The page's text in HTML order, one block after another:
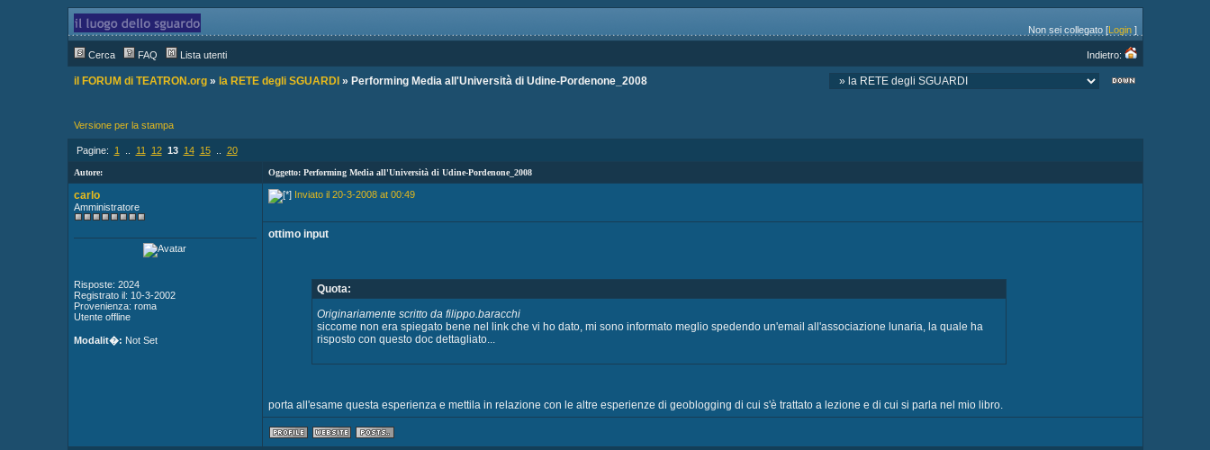
Non sei collegato [Login]
Cerca FAQ Lista utenti Indietro:
il FORUM di TEATRON.org» la RETE degli SGUARDI » Performing Media all'Università di Udine-Pordenone_2008
Versione per la stampa
Pagine: 1 11 12 13 14 15.. 20
Autore: Oggetto: Performing Media all'Università di Udine-Pordenone_2008
carlo
Amministratore
Risposte: 2024
Registrato il: 10-3-2002
Provenienza: roma
Utente offline
Modalit�: Not Set
Inviato il 20-3-2008 at 00:49
ottimo input
Quota:
Originariamente scritto da filippo.baracchi
siccome non era spiegato bene nel link che vi ho dato, mi sono informato meglio spedendo un'email all'associazione lunaria, la quale ha
risposto con questo doc dettagliato...
porta all'esame questa esperienza e mettila in relazione con le altre esperienze di geoblogging di cui s'è trattato a lezione e di cui si parla nel mio libro.